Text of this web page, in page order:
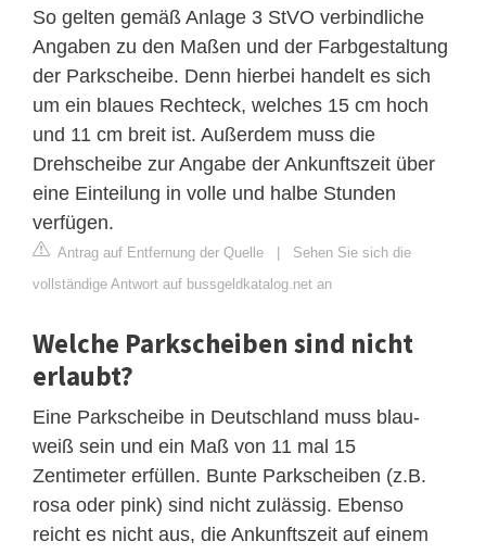
So gelten gemäß Anlage 3 StVO verbindliche
Angaben zu den Maßen und der Farbgestaltung
der Parkscheibe. Denn hierbei handelt es sich
um ein blaues Rechteck, welches 15 cm hoch
und 11 cm breit ist. Außerdem muss die
Drehscheibe zur Angabe der Ankunftszeit über
eine Einteilung in volle und halbe Stunden
verfügen.
Antrag auf Entfernung der Quelle | Sehen Sie sich die
vollständige Antwort auf bussgeldkatalog.net an
Welche Parkscheiben sind nicht
erlaubt?
Eine Parkscheibe in Deutschland muss blau-
weiß sein und ein Maß von 11 mal 15
Zentimeter erfüllen. Bunte Parkscheiben (z.B.
rosa oder pink) sind nicht zulässig. Ebenso
reicht es nicht aus, die Ankunftszeit auf einem